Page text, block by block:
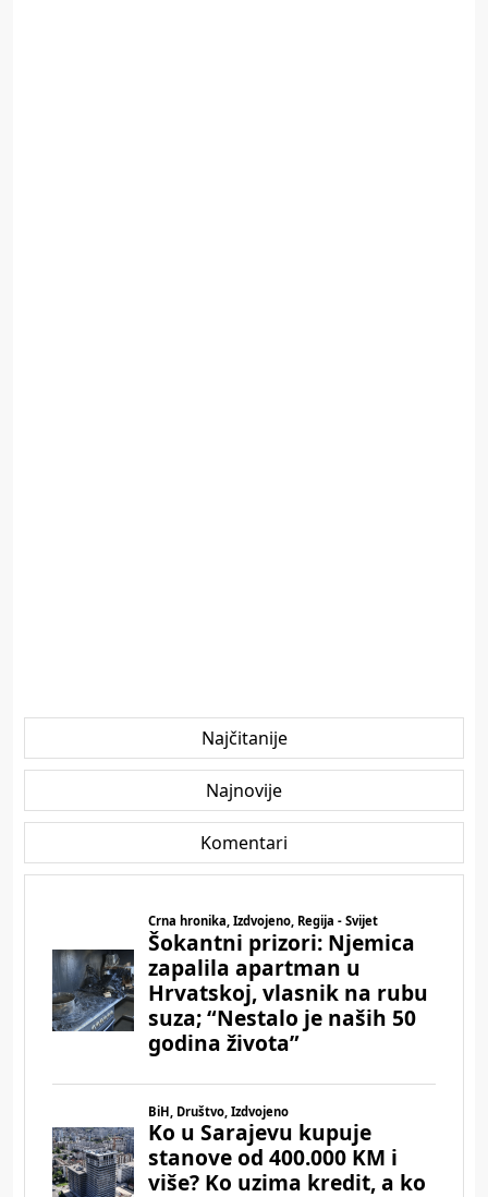
Najčitanije
Najnovije
Komentari